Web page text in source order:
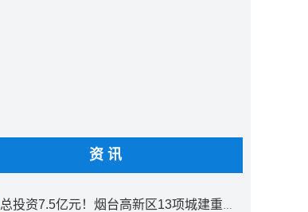
资讯
总投资7.5亿元！烟台高新区13项城建重点工程开工